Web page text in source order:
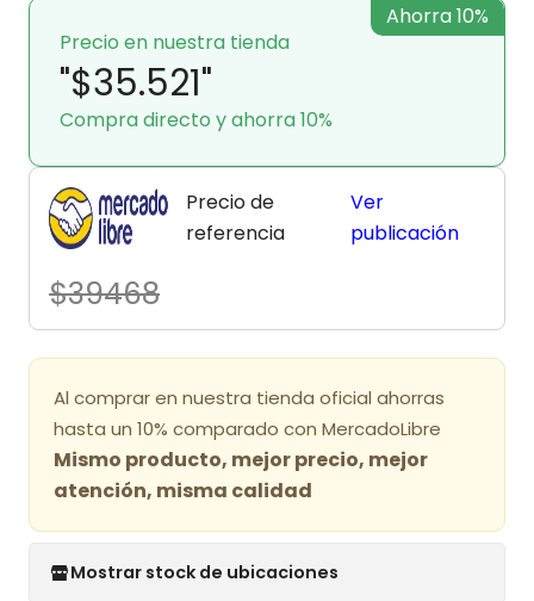
Precio en nuestra tienda
"$35.521"
Compra directo y ahorra 10%
Ahorra 10%
Precio de
referencia
$39468
Ver
publicación
Al comprar en nuestra tienda oficial ahorras
hasta un 10% comparado con MercadoLibre
Mismo producto, mejor precio, mejor
atención, misma calidad
Mostrar stock de ubicaciones